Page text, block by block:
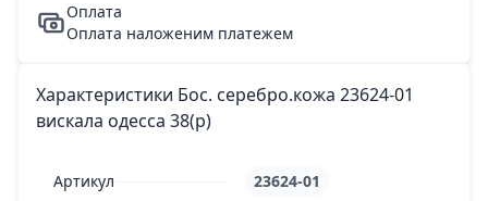
Оплата
Оплата наложеним платежем
Характеристики Бос. серебро.кожа 23624-01
вискала одесса 38(р)
Артикул 23624-01